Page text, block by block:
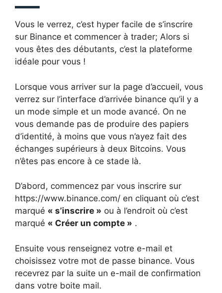
Vous le verrez, c’est hyper facile de s’inscrire
sur Binance et commencer à trader; Alors si
vous êtes des débutants, c’est la plateforme
idéale pour vous !
Lorsque vous arriver sur la page d’accueil, vous
verrez sur l’interface d’arrivée binance qu’il y a
un mode simple et un mode avancé. On ne
vous demande pas de produire des papiers
d’identité, à moins que vous n’ayez fait des
échanges supérieurs à deux Bitcoins. Vous
n’êtes pas encore à ce stade là.
D’abord, commencez par vous inscrire sur
https://www.binance.com/ en cliquant où c’est
marqué « s’inscrire » ou à l’endroit où c’est
marqué « Créer un compte » .
Ensuite vous renseignez votre e-mail et
choisissez votre mot de passe binance. Vous
recevrez par la suite un e-mail de confirmation
dans votre boite mail.